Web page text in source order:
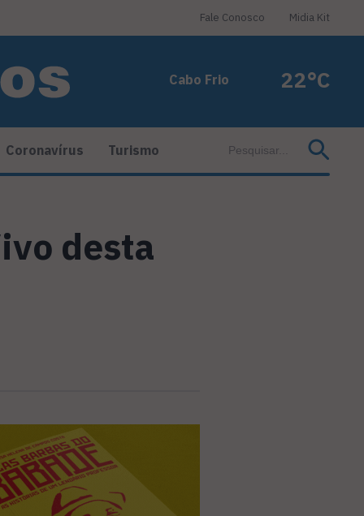
Fale Conosco Midia Kit
Cabo Frio 22°C
Coronavírus Turismo
desta